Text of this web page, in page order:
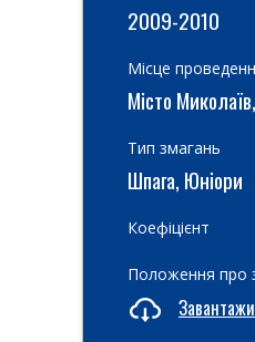
2009-2010
Місце
Місто
Тип змагань
Шпага, Юніори
Коефіцієнт
Положення про